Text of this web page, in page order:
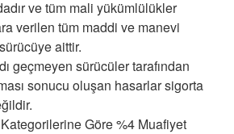
ve tüm mali yükümlülükler
verilen tüm maddi ve manevi
aittir.
geçmeyen sürücüler tarafından
sonucu oluşan hasarlar sigorta
Kategorilerine Göre %4 Muafiyet